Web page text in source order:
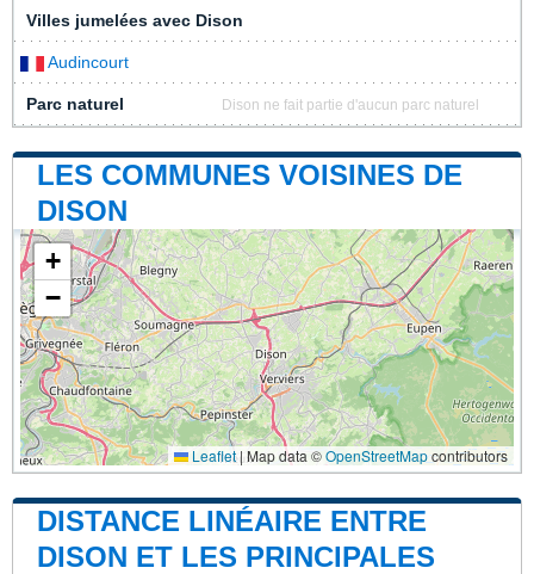
Villes jumelées avec Dison
Audincourt
Parc naturel Dison ne fait partie d'aucun parc naturel
LES COMMUNES VOISINES DE
DISON
+
−
Leaflet| Map data ©OpenStreetMapcontributors
DISTANCE LINÉAIRE ENTRE
DISON ET LES PRINCIPALES